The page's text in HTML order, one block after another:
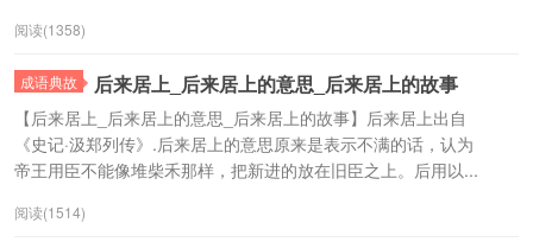
阅读(1358)
成语典故 后来居上_后来居上的意思_后来居上的故事
【后来居上_后来居上的意思_后来居上的故事】后来居上出自
《史记·汲郑列传》.后来居上的意思原来是表示不满的话，认为
帝王用臣不能像堆柴禾那样，把新进的放在旧臣之上。后用以...
阅读(1514)